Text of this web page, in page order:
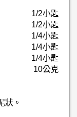
1/2小匙
1/2小匙
1/4小匙
1/4小匙
1/4小匙
10公克
狀。